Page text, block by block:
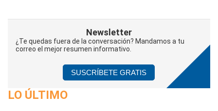
Newsletter
¿Te quedas fuera de la conversación? Mandamos a tu
correo el mejor resumen informativo.
SUSCRÍBETE GRATIS
LO ÚLTIMO